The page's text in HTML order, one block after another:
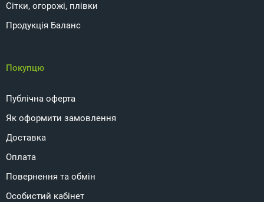
Сітки, огорожі, плівки
Продукція Баланс
Покупцю
Публічна оферта
Як оформити замовлення
Доставка
Оплата
Повернення та обмін
Особистий кабінет